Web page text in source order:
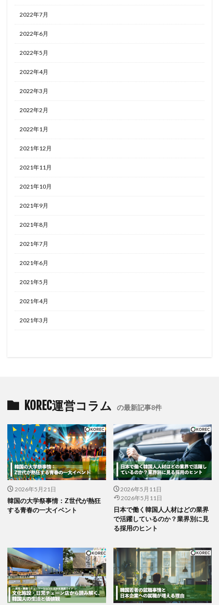
2022年7月
2022年6月
2022年5月
2022年4月
2022年3月
2022年2月
2022年1月
2021年12月
2021年11月
2021年10月
2021年9月
2021年8月
2021年7月
2021年6月
2021年5月
2021年4月
2021年3月
KOREC運営コラム の最新記事8件
2026年5月21日
韓国の大学祭事情：Z世代が熱狂
する青春の一大イベント
2026年5月11日
2026年5月11日
日本で働く韓国人人材はどの業界
で活躍しているのか？業界別に見
る採用のヒント